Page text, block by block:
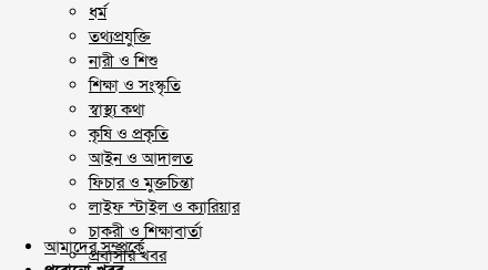
ধর্ম
তথ্যপ্রযুক্তি
নারী ও শিশু
শিক্ষা ও সংস্কৃতি
স্বাস্থ্য কথা
কৃষি ও প্রকৃতি
আইন ও আদালত
ফিচার ও মুক্তচিন্তা
লাইফ স্টাইল ও ক্যারিয়ার
চাকরী ও শিক্ষাবার্তা
প্রবাসীর খবর
আমাদের সম্পর্কে